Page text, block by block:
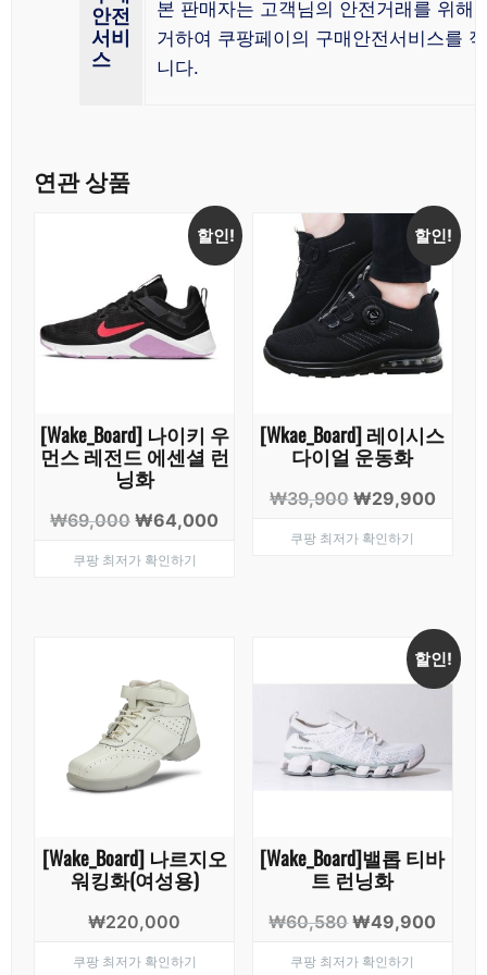
안전
서비
스
본 판매자는 고객님의 안전거래를 위해
거하여 쿠팡페이의 구매안전서비스를
니다.
연관 상품
할인!
[Wake_Board] 나이키 우
먼스 레전드 에센셜 런
닝화
₩69,000 원
가
₩64,000
쿠팡 최저가 확인하기
할인!
[Wkae_Board] 레이시스
다이얼 운동화
₩39,900 원
가
₩29,900현
쿠팡 최저가 확인하기
[Wake_Board] 나르지오
워킹화(여성용)
₩220,000
쿠팡 최저가 확인하기
할인!
[Wake_Board]밸롭 티바
트 런닝화
₩60,580 원
가
₩49,900
쿠팡 최저가 확인하기